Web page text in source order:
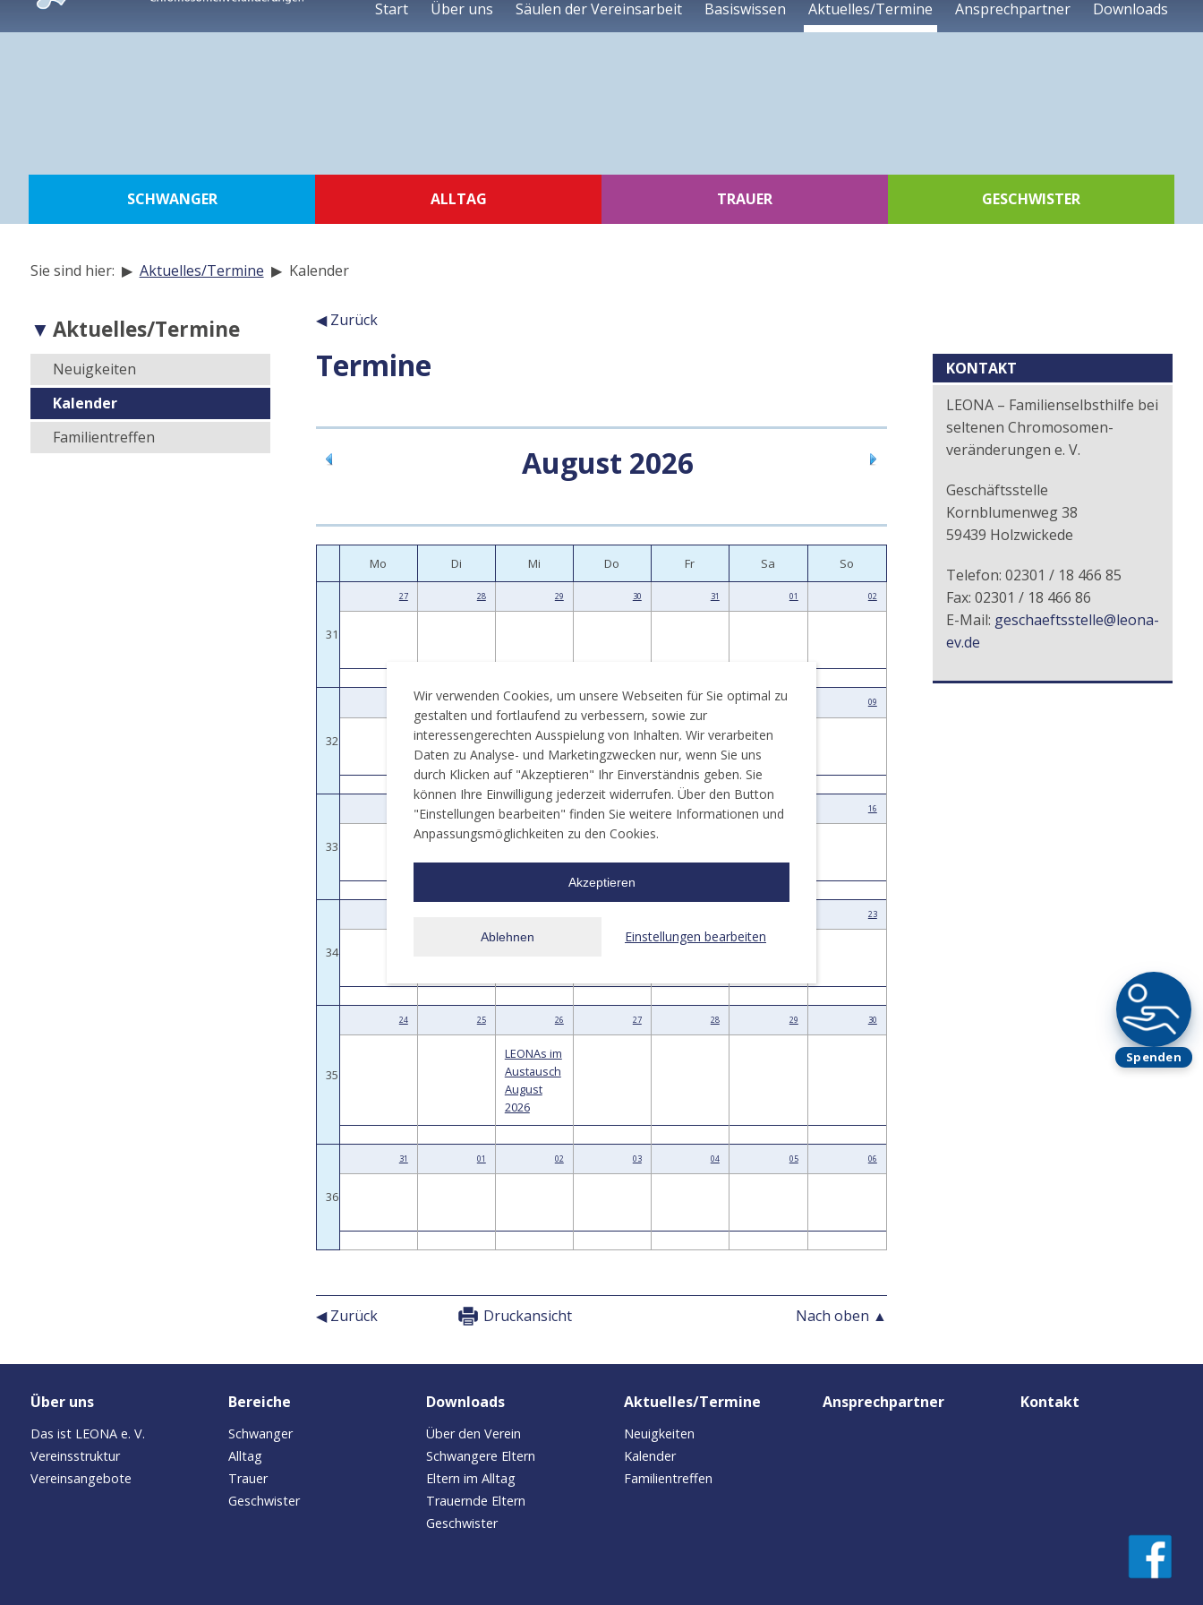
Navigationzum
Start Über uns Säulen der Vereinsarbeit Basiswissen Aktuelles/Termine Ansprechpartner Downloads
SCHWANGER ALLTAG TRAUER GESCHWISTER
Sie sind hier: ▶ Aktuelles/Termine ▶ Kalender
Navigation
der
Unterseiten
Aktuelles/Termine
Neuigkeiten
Kalender
Familientreffen
◀ Zurück
Inhalt
Termine
August 2026
Mo Di Mi Do Fr Sa So
31
27 28 29 30 31 01 02
32
04 05 06 07 09
33
12 16
34
23
35
24 25 26 27 28 29 30
LEONAs im
Austausch
August
2026
36
31 01 02 03 04 05 06
◀ Zurück Druckansicht Nach oben ▲
Kontext
KONTAKT
LEONA – Familienselbsthilfe bei
seltenen Chromosomen-
veränderungen e. V.
Geschäftsstelle
Kornblumenweg 38
59439 Holzwickede
Telefon: 02301 / 18 466 85
Fax: 02301 / 18 466 86
E-Mail: geschaeftsstelle@leona-
ev.de
Über uns
Das ist LEONA e. V.
Vereinsstruktur
Vereinsangebote
Bereiche
Schwanger
Alltag
Trauer
Geschwister
Downloads
Über den Verein
Schwangere Eltern
Eltern im Alltag
Trauernde Eltern
Geschwister
Aktuelles/Termine
Neuigkeiten
Kalender
Familientreffen
Ansprechpartner Kontakt
Spenden
Wir verwenden Cookies, um unsere Webseiten für Sie optimal zu
gestalten und fortlaufend zu verbessern, sowie zur
interessengerechten Ausspielung von Inhalten. Wir verarbeiten
Daten zu Analyse- und Marketingzwecken nur, wenn Sie uns
durch Klicken auf "Akzeptieren" Ihr Einverständnis geben. Sie
können Ihre Einwilligung jederzeit widerrufen. Über den Button
"Einstellungen bearbeiten" finden Sie weitere Informationen und
Anpassungsmöglichkeiten zu den Cookies.
Ablehnen
Akzeptieren
Einstellungen bearbeiten